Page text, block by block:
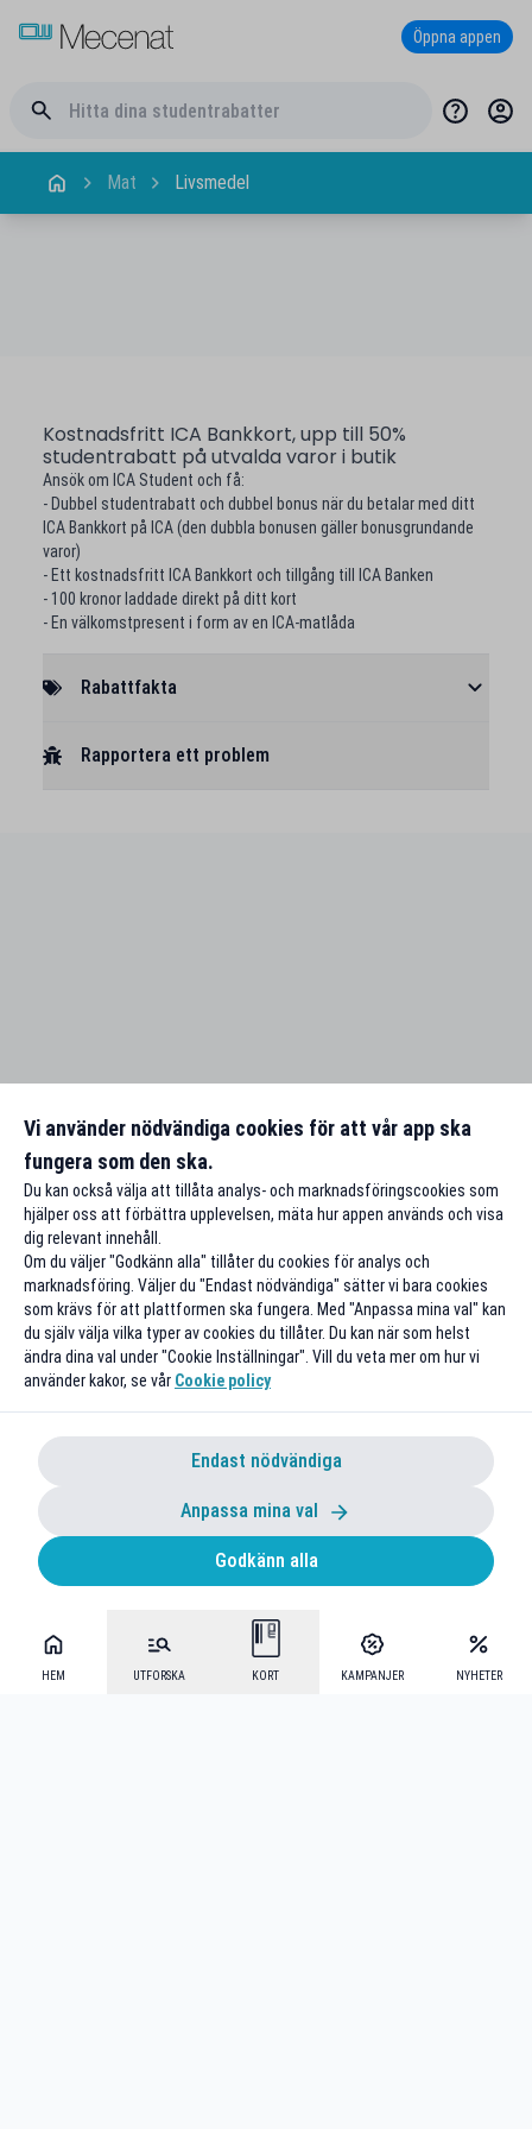
HEM UTFORSKA KORT KAMPANJER NYHETER
Öppna appen
Mat Livsmedel
Kostnadsfritt ICA Bankkort, upp till 50%
studentrabatt på utvalda varor i butik
Ansök om ICA Student och få:
- Dubbel studentrabatt och dubbel bonus när du betalar med ditt
ICA Bankkort på ICA (den dubbla bonusen gäller bonusgrundande
varor)
- Ett kostnadsfritt ICA Bankkort och tillgång till ICA Banken
- 100 kronor laddade direkt på ditt kort
- En välkomstpresent i form av en ICA-matlåda
Rabattfakta
Rapportera ett problem
Vi använder nödvändiga cookies för att vår app ska
fungera som den ska.
Du kan också välja att tillåta analys- och marknadsföringscookies som
hjälper oss att förbättra upplevelsen, mäta hur appen används och visa
dig relevant innehåll.
Om du väljer "Godkänn alla" tillåter du cookies för analys och
marknadsföring. Väljer du "Endast nödvändiga" sätter vi bara cookies
som krävs för att plattformen ska fungera. Med "Anpassa mina val" kan
du själv välja vilka typer av cookies du tillåter. Du kan när som helst
ändra dina val under "Cookie Inställningar". Vill du veta mer om hur vi
använder kakor, se vår Cookie policy
Endast nödvändiga
Anpassa mina val
Godkänn alla